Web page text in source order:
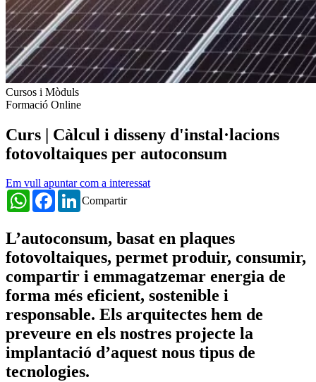
Cursos i Mòduls
Formació Online
Curs | Càlcul i disseny d'instal·lacions
fotovoltaiques per autoconsum
Em vull apuntar com a interessat
Compartir
WhatsAppFacebookLinkedIn
L’autoconsum, basat en plaques
fotovoltaiques, permet produir, consumir,
compartir i emmagatzemar energia de
forma més eficient, sostenible i
responsable. Els arquitectes hem de
preveure en els nostres projecte la
implantació d’aquest nous tipus de
tecnologies.